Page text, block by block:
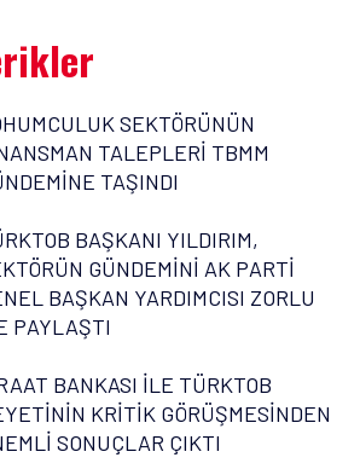
SEKTÖRÜNÜN
TALEPLERİ TBMM
TAŞINDI
BAŞKANI YILDIRIM,
GÜNDEMİNİ AK PARTİ
BAŞKAN YARDIMCISI ZORLU
PAYLAŞTI
BANKASI İLE TÜRKTOB
KRİTİK GÖRÜŞMESİNDEN
SONUÇLAR ÇIKTI